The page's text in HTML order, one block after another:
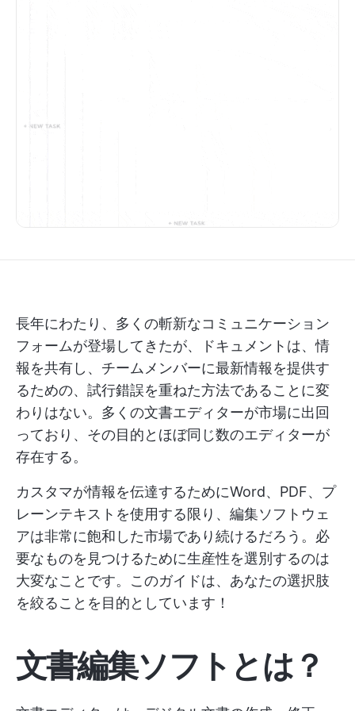
長年にわたり、多くの斬新なコミュニケーション
フォームが登場してきたが、ドキュメントは、情
報を共有し、チームメンバーに最新情報を提供す
るための、試行錯誤を重ねた方法であることに変
わりはない。多くの文書エディターが市場に出回
っており、その目的とほぼ同じ数のエディターが
存在する。
カスタマが情報を伝達するためにWord、PDF、プ
レーンテキストを使用する限り、編集ソフトウェ
アは非常に飽和した市場であり続けるだろう。必
要なものを見つけるために生産性を選別するのは
大変なことです。このガイドは、あなたの選択肢
を絞ることを目的としています！
文書編集ソフトとは？